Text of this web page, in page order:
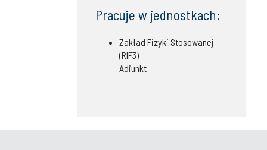
Pracuje w jednostkach:
Zakład Fizyki Stosowanej
(RIF3)
Adiunkt